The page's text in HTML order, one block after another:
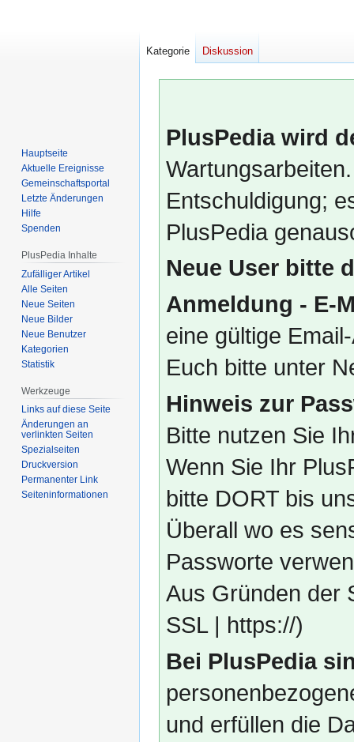
PlusPedia wird
Entschuldigung;
PlusPedia
Neue User bitte
Anmeldung - E-
eine gültige
Euch bitte unter
Hinweis zur
Bitte nutzen Sie
Wenn Sie Ihr
bitte DORT bis
Überall wo es
Passworte
Aus Gründen der
SSL | https://)
Bei PlusPedia
und erfüllen die
Kategorie Diskussion
Hauptseite
Aktuelle Ereignisse
Gemeinschafts­portal
Letzte Änderungen
Hilfe
Spenden
PlusPedia Inhalte
Zufälliger Artikel
Alle Seiten
Neue Seiten
Neue Bilder
Neue Benutzer
Kategorien
Statistik
Werkzeuge
Links auf diese Seite
Änderungen an
verlinkten Seiten
Spezialseiten
Druckversion
Permanenter Link
Seiten­­informationen